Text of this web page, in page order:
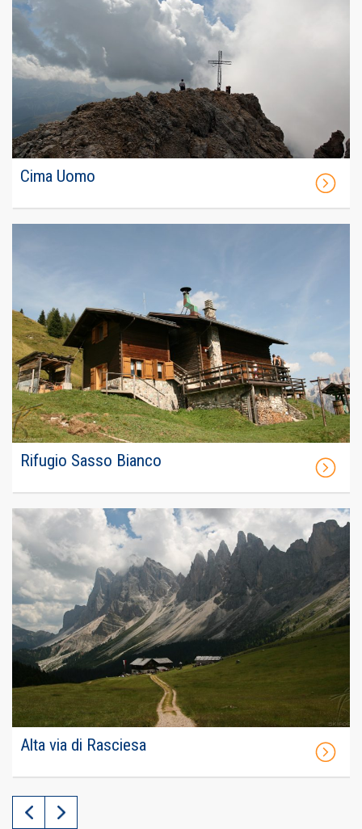
Cima Uomo
Rifugio Sasso Bianco
Alta via di Rasciesa